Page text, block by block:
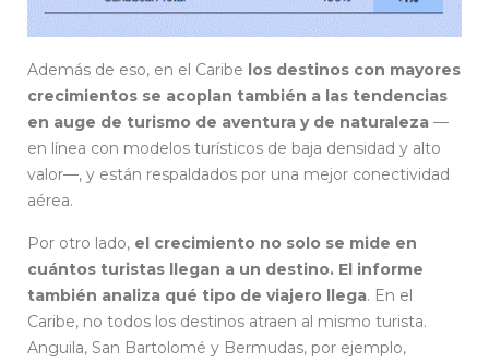
Además de eso, en el Caribe los destinos con mayores
crecimientos se acoplan también a las tendencias
en auge de turismo de aventura y de naturaleza —
en línea con modelos turísticos de baja densidad y alto
valor—, y están respaldados por una mejor conectividad
aérea.
Por otro lado, el crecimiento no solo se mide en
cuántos turistas llegan a un destino. El informe
también analiza qué tipo de viajero llega. En el
Caribe, no todos los destinos atraen al mismo turista.
Anguila, San Bartolomé y Bermudas, por ejemplo,